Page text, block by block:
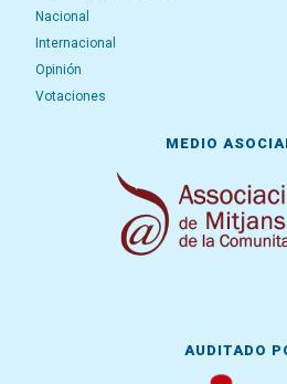
Nacional
Internacional
Opinión
Votaciones
MEDIO
AUDITADO